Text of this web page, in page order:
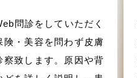
問診をしていただく
険・美容を問わず皮膚
致します。原因や背